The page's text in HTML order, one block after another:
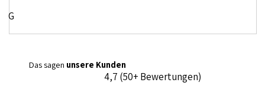
G
Das sagen unsere Kunden
4,7 (50+ Bewertungen)